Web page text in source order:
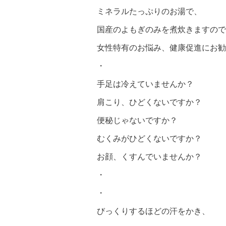
ミネラルたっぷりのお湯で、
国産のよもぎのみを煮炊きますので
女性特有のお悩み、健康促進にお
・
手足は冷えていませんか？
肩こり、ひどくないですか？
便秘じゃないですか？
むくみがひどくないですか？
お顔、くすんでいませんか？
・
・
びっくりするほどの汗をかき、